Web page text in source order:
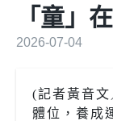
「童」
2026-07-04
(記者黃音
體位，養成